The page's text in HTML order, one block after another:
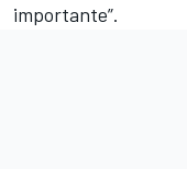
importante”.